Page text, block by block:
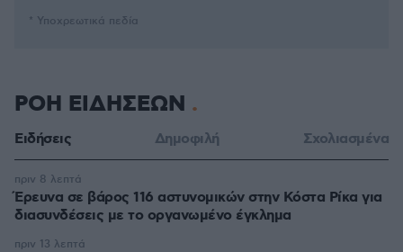
* Υποχρεωτικά πεδία
ΡΟΗ ΕΙΔΗΣΕΩΝ
Ειδήσεις Δημοφιλή Σχολιασμένα
Έρευνα σε βάρος 116 αστυνομικών στην Κόστα Ρίκα για
διασυνδέσεις με το οργανωμένο έγκλημα
πριν 8 λεπτά
πριν 13 λεπτά